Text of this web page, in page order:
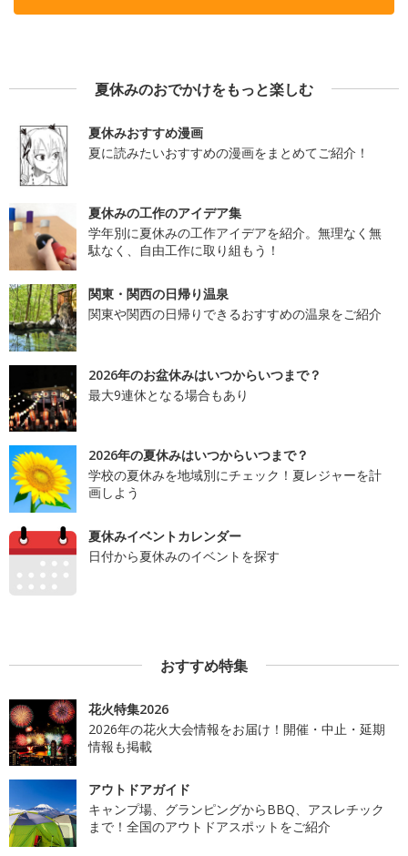
夏休みのおでかけをもっと楽しむ
夏休みおすすめ漫画
夏に読みたいおすすめの漫画をまとめてご紹介！
夏休みの工作のアイデア集
学年別に夏休みの工作アイデアを紹介。無理なく無
駄なく、自由工作に取り組もう！
関東・関西の日帰り温泉
関東や関西の日帰りできるおすすめの温泉をご紹介
2026年のお盆休みはいつからいつまで？
最大9連休となる場合もあり
2026年の夏休みはいつからいつまで？
学校の夏休みを地域別にチェック！夏レジャーを計
画しよう
夏休みイベントカレンダー
日付から夏休みのイベントを探す
おすすめ特集
花火特集2026
2026年の花火大会情報をお届け！開催・中止・延期
情報も掲載
アウトドアガイド
キャンプ場、グランピングからBBQ、アスレチック
まで！全国のアウトドアスポットをご紹介